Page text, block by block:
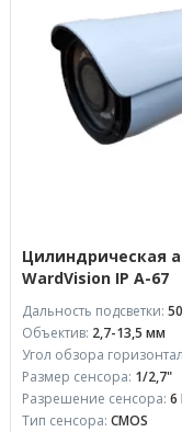
Цилиндрическая
WardVision IP A-67
Дальность подсветки:
Объектив: 2,7-13,5 мм
Угол обзора
Размер сенсора: 1/2,7"
Разрешение сенсора: 6
Тип сенсора: CMOS